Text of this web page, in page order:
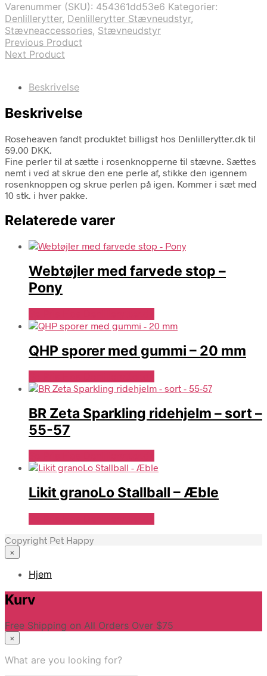
Varenummer (SKU): 454361dd53e6 Kategorier:
Denlillerytter, Denlillerytter Stævneudstyr,
Stævneaccessories, Stævneudstyr
Previous Product
Next Product
Beskrivelse
Beskrivelse
Roseheaven fandt produktet billigst hos Denlillerytter.dk til
59.00 DKK.
Fine perler til at sætte i rosenknopperne til stævne. Sættes
nemt i ved at skrue den ene perle af, stikke den igennem
rosenknoppen og skrue perlen på igen. Kommer i sæt med
10 stk. i hver pakke.
Relaterede varer
Webtøjler med farvede stop –
Pony
QHP sporer med gummi – 20 mm
BR Zeta Sparkling ridehjelm – sort –
55-57
Likit granoLo Stallball – Æble
Copyright Pet Happy
×
Hjem
Kurv
Free Shipping on All Orders Over $75
×
What are you looking for?